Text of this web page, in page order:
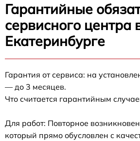
Гарантийные
сервисного центра
Екатеринбурге
Гарантия от сервиса: на
— до 3 месяцев.
Что считается гарантийным
Для работ: Повторное
который прямо обусловлен с